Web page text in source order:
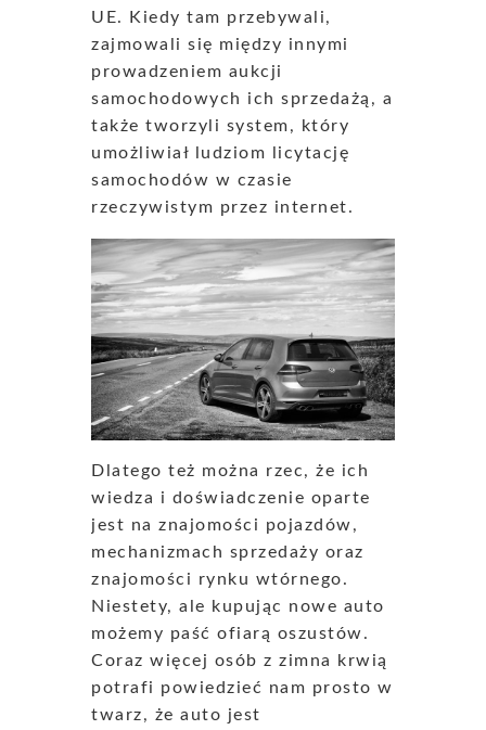
UE. Kiedy tam przebywali,
zajmowali się między innymi
prowadzeniem aukcji
samochodowych ich sprzedażą, a
także tworzyli system, który
umożliwiał ludziom licytację
samochodów w czasie
rzeczywistym przez internet.
Dlatego też można rzec, że ich
wiedza i doświadczenie oparte
jest na znajomości pojazdów,
mechanizmach sprzedaży oraz
znajomości rynku wtórnego.
Niestety, ale kupując nowe auto
możemy paść ofiarą oszustów.
Coraz więcej osób z zimna krwią
potrafi powiedzieć nam prosto w
twarz, że auto jest